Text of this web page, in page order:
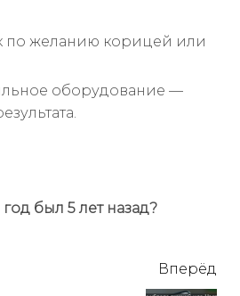
по желанию корицей или
оборудование —
был 5 лет назад?
Вперёд